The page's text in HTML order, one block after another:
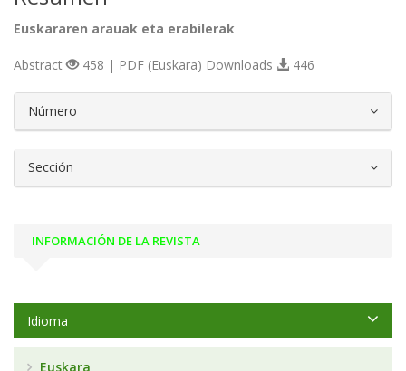
Euskararen arauak eta erabilerak
Abstract 458 | PDF (Euskara) Downloads 446
Número
Sección
INFORMACIÓN DE LA REVISTA
Idioma
Euskara